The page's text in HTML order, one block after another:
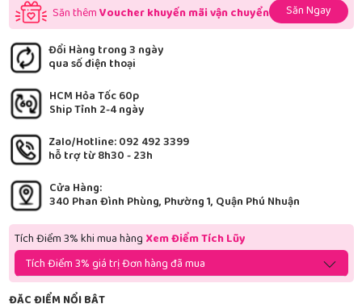
Săn thêmVoucher khuyến mãi vận chuyển Săn Ngay
Đổi Hàng trong 3 ngày
qua số điện thoại
HCM Hỏa Tốc 60p
Ship Tỉnh 2-4 ngày
Zalo/Hotline: 092 492 3399
hỗ trợ từ 8h30 - 23h
Cửa Hàng:
340 Phan Đình Phùng, Phường 1, Quận Phú Nhuận
Tích Điểm 3% khi mua hàng Xem Điểm Tích Lũy
Tích Điểm 3% giá trị Đơn hàng đã mua